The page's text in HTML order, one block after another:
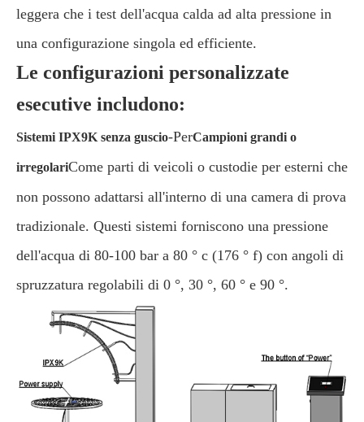
leggera che i test dell'acqua calda ad alta pressione in
una configurazione singola ed efficiente.
Le configurazioni personalizzate
esecutive includono:
Sistemi IPX9K senza guscio-PerCampioni grandi o
irregolariCome parti di veicoli o custodie per esterni che
non possono adattarsi all'interno di una camera di prova
tradizionale. Questi sistemi forniscono una pressione
dell'acqua di 80-100 bar a 80 ° c (176 ° f) con angoli di
spruzzatura regolabili di 0 °, 30 °, 60 ° e 90 °.